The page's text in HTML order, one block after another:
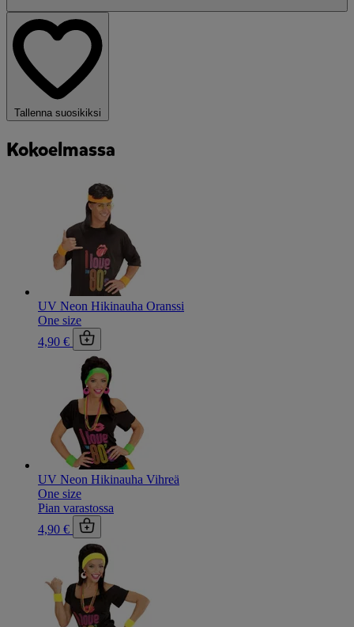
Tallenna suosikiksi
Kokoelmassa
UV Neon Hikinauha Oranssi
One size
4,90 €
UV Neon Hikinauha Vihreä
One size
Pian varastossa
4,90 €